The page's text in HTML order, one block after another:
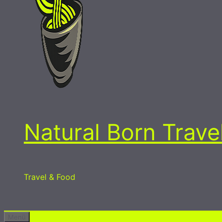
Natural Born
Travel & Food